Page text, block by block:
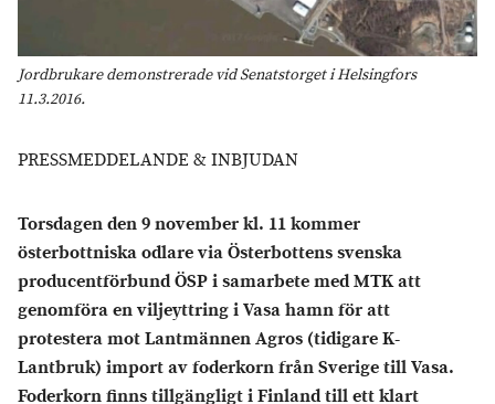
Jordbrukare demonstrerade vid Senatstorget i Helsingfors
11.3.2016.
PRESSMEDDELANDE & INBJUDAN
Torsdagen den 9 november kl. 11 kommer
österbottniska odlare via Österbottens svenska
producentförbund ÖSP i samarbete med MTK att
genomföra en viljeyttring i Vasa hamn för att
protestera mot Lantmännen Agros (tidigare K-
Lantbruk) import av foderkorn från Sverige till Vasa.
Foderkorn finns tillgängligt i Finland till ett klart